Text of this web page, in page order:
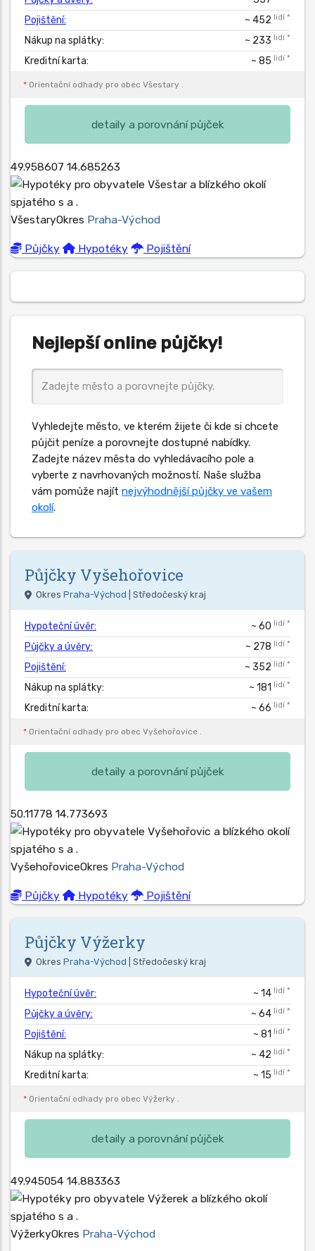
Pojištění: ~ 452 lidí *
Nákup na splátky: ~ 233 lidí *
Kreditní karta: ~ 85 lidí *
* Orientační odhady pro obec Všestary .
detaily a porovnání půjček
49.958607 14.685263
VšestaryOkres Praha-Východ
Půjčky Hypotéky Pojištění
Nejlepší online půjčky!
Vyhledejte město, ve kterém žijete či kde si chcete
půjčit peníze a porovnejte dostupné nabídky.
Zadejte název města do vyhledávacího pole a
vyberte z navrhovaných možností. Naše služba
vám pomůže najít nejvýhodnější půjčky ve vašem
okolí.
Půjčky Vyšehořovice
Okres Praha-Východ | Středočeský kraj
Hypoteční úvěr: ~ 60 lidí *
Půjčky a úvěry: ~ 278 lidí *
Pojištění: ~ 352 lidí *
Nákup na splátky: ~ 181 lidí *
Kreditní karta: ~ 66 lidí *
* Orientační odhady pro obec Vyšehořovice .
detaily a porovnání půjček
50.11778 14.773693
VyšehořoviceOkres Praha-Východ
Půjčky Hypotéky Pojištění
Půjčky Výžerky
Okres Praha-Východ | Středočeský kraj
Hypoteční úvěr: ~ 14 lidí *
Půjčky a úvěry: ~ 64 lidí *
Pojištění: ~ 81 lidí *
Nákup na splátky: ~ 42 lidí *
Kreditní karta: ~ 15 lidí *
* Orientační odhady pro obec Výžerky .
detaily a porovnání půjček
49.945054 14.883363
VýžerkyOkres Praha-Východ